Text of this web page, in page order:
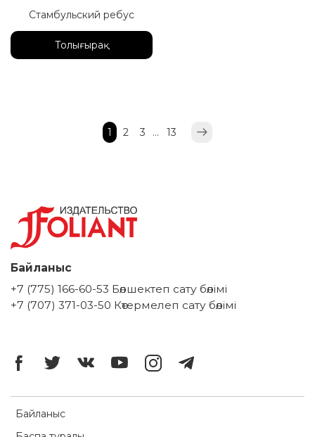
Стамбульский ребус
Толығырақ
1 2 3 … 13
Байланыс
Байланыс
+7 (775) 166-60-53 Бөлшектеп сату бөлімі
+7 (707) 371-03-50 Көтермелеп сату бөлімі